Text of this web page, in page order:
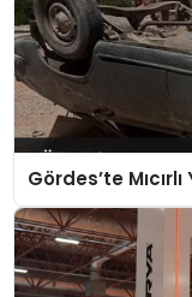
Gördes’te